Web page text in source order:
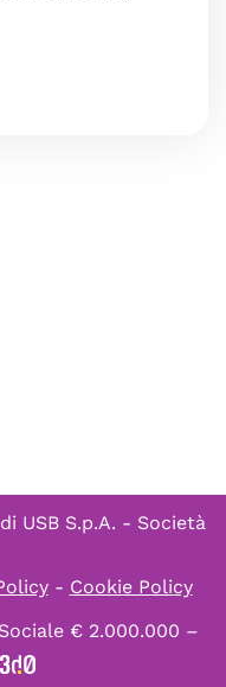
USB S.p.A. - Società
- Cookie Policy
€ 2.000.000 –